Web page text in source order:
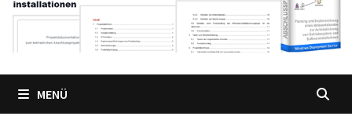
MENÜ